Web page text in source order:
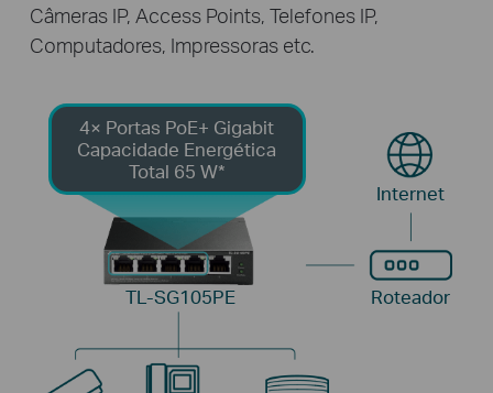
Câmeras IP, Access Points, Telefones IP,
Computadores, Impressoras etc.
TL-SG105PE Roteador
Internet
4× Portas PoE+ Gigabit
Capacidade Energética
Total 65 W*